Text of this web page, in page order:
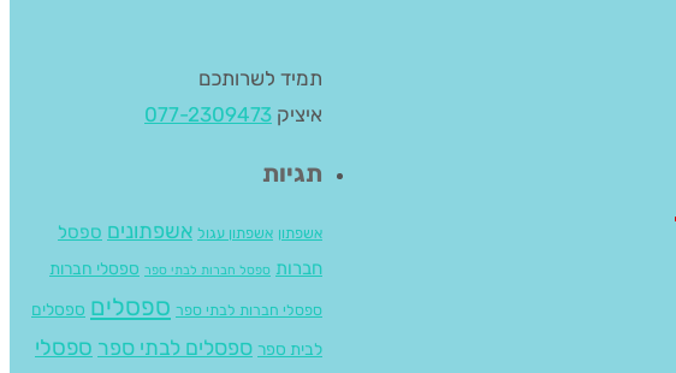
תמיד לשרותכם
איציק 077-2309473
תגיות
אשפתון אשפתון עגול אשפתונים ספסל
חברות ספסל חברות לבתי ספר ספסלי חברות
ספסלי חברות לבתי ספר ספסלים ספסלים
לבית ספר ספסלים לבתי ספר ספסלי